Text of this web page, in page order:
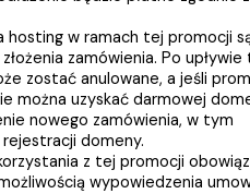
hosting w ramach tej promocji
zamówienia. Po
zostać anulowane, a jeśli
można uzyskać darmowej
nowego zamówienia, w tym
domeny.
z tej promocji
wypowiedzenia